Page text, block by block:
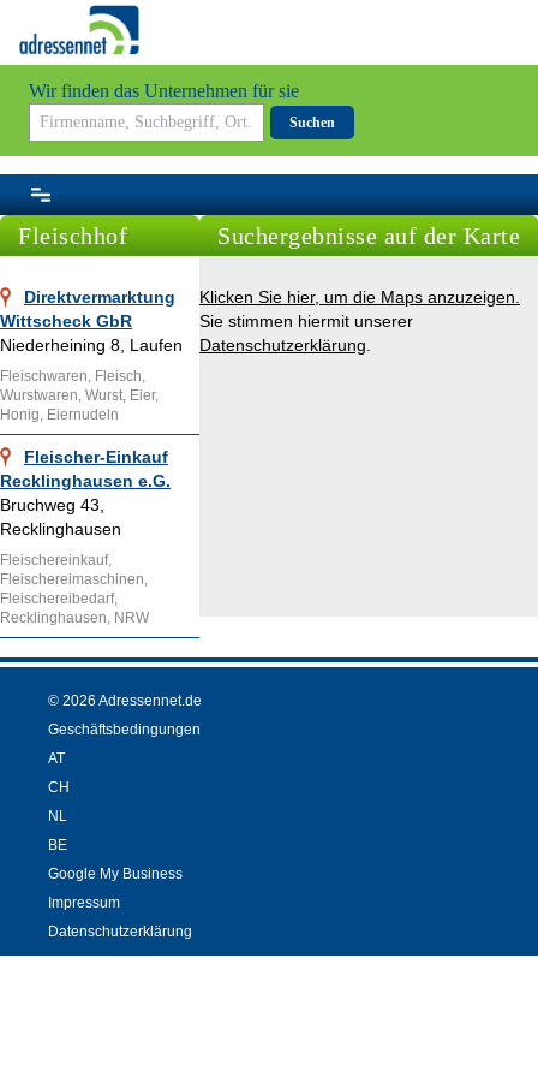
Wir finden das Unternehmen für sie
Suchen
Fleischhof
Direktvermarktung
Wittscheck GbR
Niederheining 8, Laufen
Fleischwaren, Fleisch,
Wurstwaren, Wurst, Eier,
Honig, Eiernudeln
Fleischer-Einkauf
Recklinghausen e.G.
Bruchweg 43,
Recklinghausen
Fleischereinkauf,
Fleischereimaschinen,
Fleischereibedarf,
Recklinghausen, NRW
Suchergebnisse auf der Karte
Klicken Sie hier, um die Maps anzuzeigen.
Sie stimmen hiermit unserer
Datenschutzerklärung
© 2026 Adressennet.de
Geschäftsbedingungen
AT
CH
NL
BE
Google My Business
Impressum
Datenschutzerklärung